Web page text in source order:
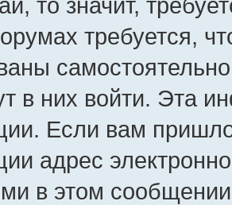
требуется,
в них войти. Эта
Если вам
адрес
в этом